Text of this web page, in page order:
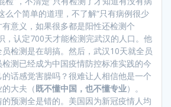
么个简单的道理，不了解“只有病例很少
意义，如果很多都是阳性还检测个
，认定700天才能检测完武汉的人口。他
检测是在胡搞。然后，武汉10天就全员
测已经成为中国疫情防控标准实践的今
话感觉害臊吗？很难让人相信他是一个
大夫（既不懂中国，也不懂专业）。
预测全是错的。美国因为新冠疫情人均